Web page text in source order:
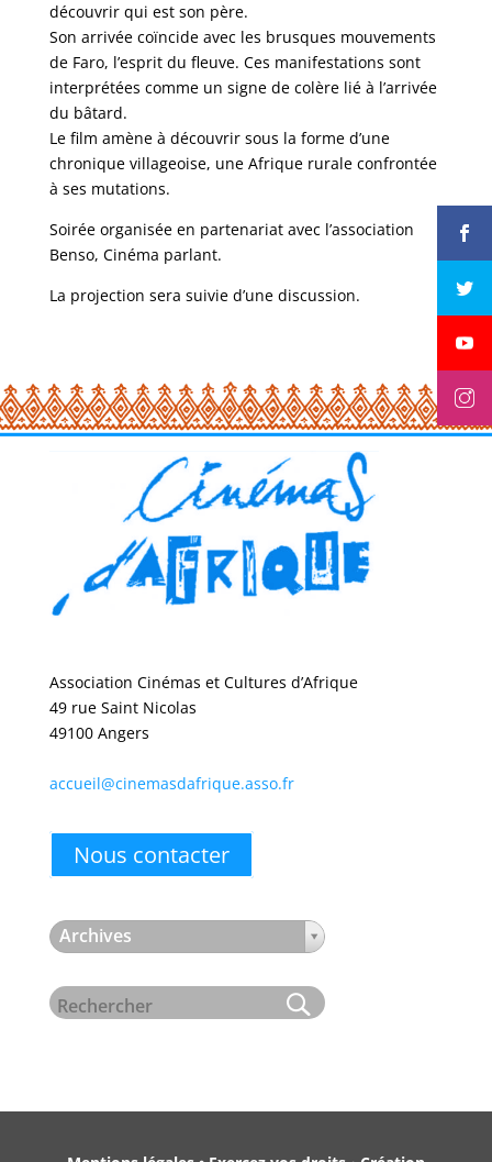
découvrir qui est son père.
Son arrivée coïncide avec les brusques mouvements
de Faro, l’esprit du fleuve. Ces manifestations sont
interprétées comme un signe de colère lié à l’arrivée
du bâtard.
Le film amène à découvrir sous la forme d’une
chronique villageoise, une Afrique rurale confrontée
à ses mutations.
Soirée organisée en partenariat avec l’association
Benso, Cinéma parlant.
La projection sera suivie d’une discussion.
Association Cinémas et Cultures d’Afrique
49 rue Saint Nicolas
49100 Angers
accueil@cinemasdafrique.asso.fr
Nous contacter
Archives